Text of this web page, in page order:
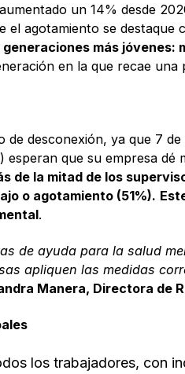
un 14% desde
agotamiento se
más
en la que recae
desconexión, ya que 7
que su empresa
de la mitad de los
o agotamiento (51%).
.
de ayuda para la salud
apliquen las medidas
Manera, Directora de
los trabajadores, con